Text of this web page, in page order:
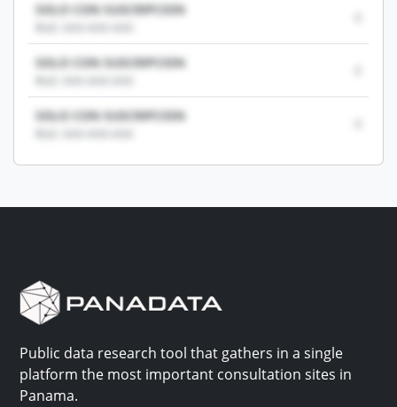
SOLO CON SUSCRIPCION
SOLO CON SUSCRIPCION
SOLO CON SUSCRIPCION
Public data research tool that gathers in a single
platform the most important consultation sites in
Panama.